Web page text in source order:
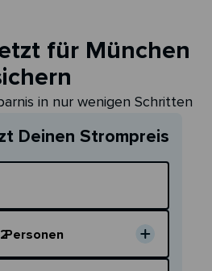
für München
in nur wenigen Schritten
Deinen Strompreis
2Personen